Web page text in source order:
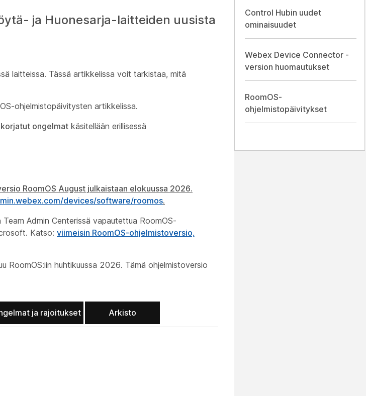
ja Huonesarja-laitteiden uusista
laitteissa. Tässä artikkelissa voit tarkistaa, mitä
ohjelmistopäivitysten artikkelissa.
ongelmat käsitellään erillisessä
RoomOS August julkaistaan elokuussa 2026.
devices/software/roomos.
Admin Centerissä vapautettua RoomOS-
Katso: viimeisin RoomOS-ohjelmistoversio,
RoomOS:iin huhtikuussa 2026. Tämä ohjelmistoversio
ja rajoitukset Arkisto
Control Hubin uudet
ominaisuudet
Webex Device Connector -
version huomautukset
RoomOS-
ohjelmistopäivitykset